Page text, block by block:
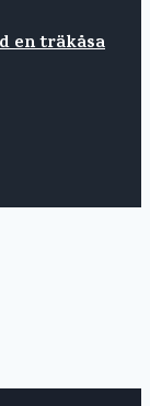
en träkåsa